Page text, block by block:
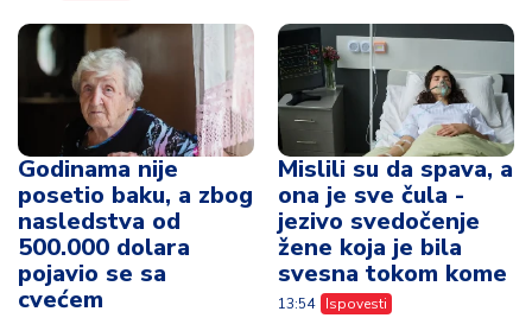
Godinama nije
posetio baku, a zbog
nasledstva od
500.000 dolara
pojavio se sa
cvećem
Mislili su da spava, a
ona je sve čula -
jezivo svedočenje
žene koja je bila
svesna tokom kome
13:54 Ispovesti